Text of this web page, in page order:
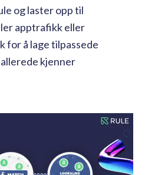
og laster opp til
apptrafikk eller
for å lage tilpassede
kjenner